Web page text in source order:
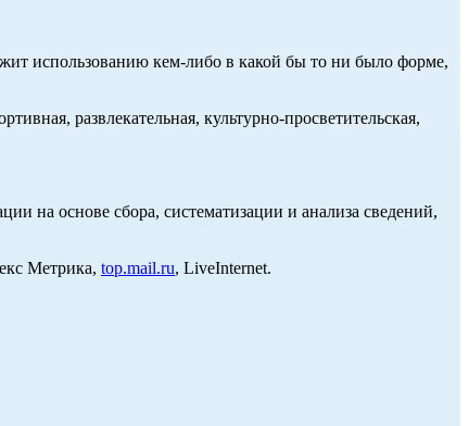
использованию кем-либо в какой бы то ни было форме,
развлекательная, культурно-просветительская,
на основе сбора, систематизации и анализа сведений,
Метрика, top.mail.ru, LiveInternet.